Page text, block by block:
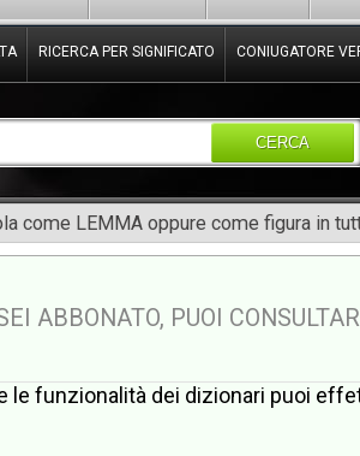
RICERCA PER SIGNIFICATO CONIUGATORE
CERCA
come LEMMA oppure come figura in
ABBONATO, PUOI
le funzionalità dei dizionari puoi